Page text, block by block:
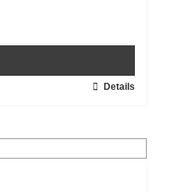
Details